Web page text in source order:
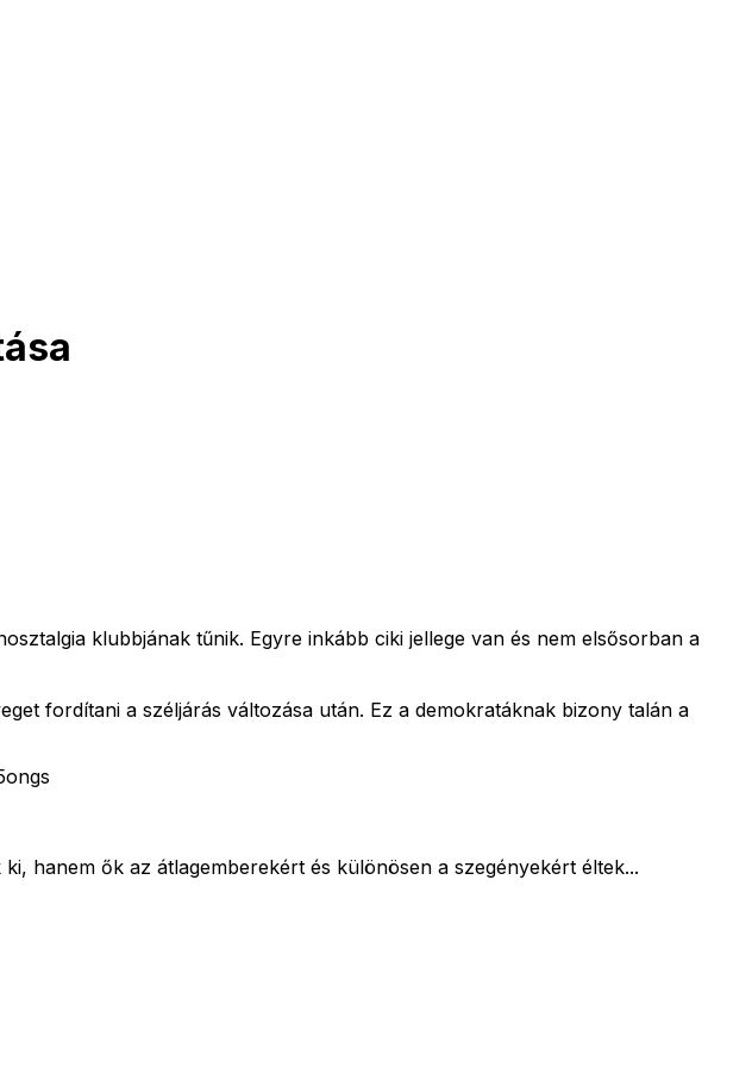
klubbjának tűnik. Egyre inkább ciki jellege van és nem elsősorban a
fordítani a széljárás változása után. Ez a demokratáknak bizony talán a
hanem ők az átlagemberekért és különösen a szegényekért éltek...